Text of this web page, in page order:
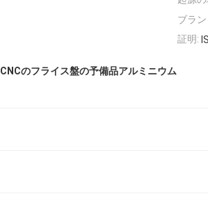
ブラ
証明:
CNCのフライス盤の予備品アルミニウム